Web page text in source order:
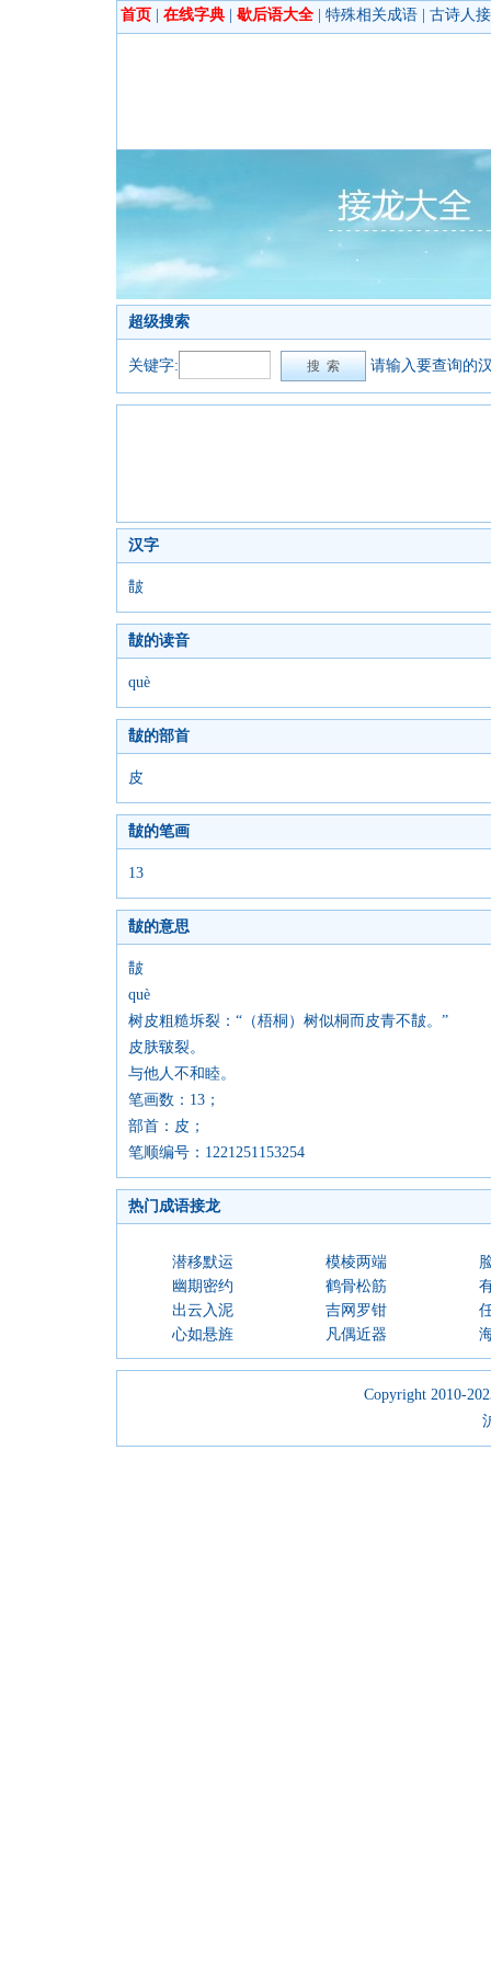
首页 在线字典 歇后语大全 特殊相关成语 古诗人
超级搜索
关键字: 请输入要查询的
汉字
皵
皵的读音
què
皵的部首
皮
皵的笔画
13
皵的意思
皵
què
树皮粗糙坼裂：“（梧桐）树似桐而皮青不皵。”
皮肤皲裂。
与他人不和睦。
笔画数：13；
部首：皮；
笔顺编号：1221251153254
热门成语接龙
潜移默运 模棱两端
幽期密约
鹤骨松筋
出云入泥
吉网罗钳
心如悬旌
凡偶近器
Copyright 2010-